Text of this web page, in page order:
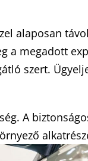
alaposan
a megadott
szert.
A